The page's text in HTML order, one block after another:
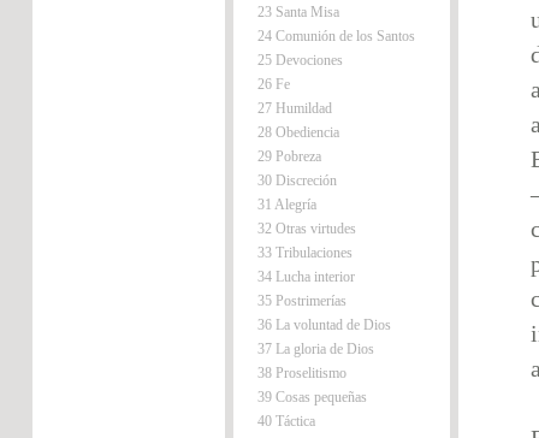
23 Santa Misa
24 Comunión de los Santos
25 Devociones
26 Fe
27 Humildad
28 Obediencia
29 Pobreza
30 Discreción
31 Alegría
32 Otras virtudes
33 Tribulaciones
34 Lucha interior
35 Postrimerías
36 La voluntad de Dios
37 La gloria de Dios
38 Proselitismo
39 Cosas pequeñas
40 Táctica